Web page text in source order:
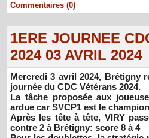
Commentaires (0)
1ERE JOURNEE
2024 03 AVRIL 2024
Mercredi 3 avril 2024, Brétigny
journée du CDC Vétérans 2024.
La tâche proposée aux
ardue car SVCP1 est le
Après les tête à tête, VIRY
contre 2 à Brétigny: score 8 à 4